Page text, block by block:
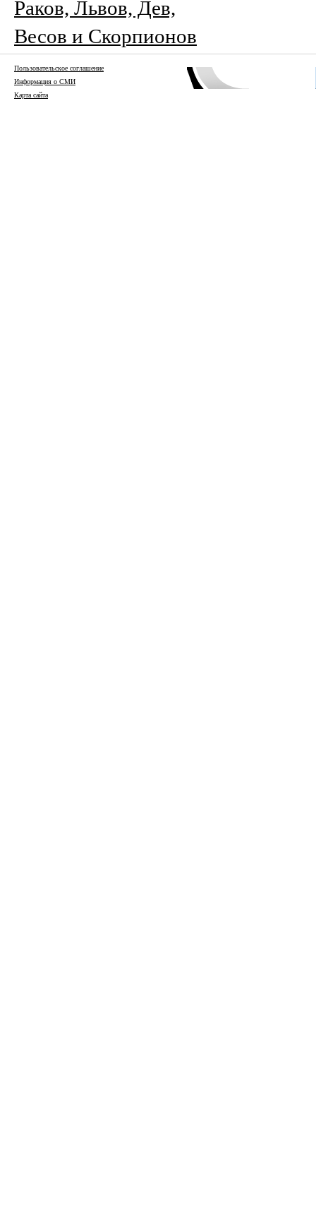
Раков, Львов, Дев,
Весов и Скорпионов
Пользовательское соглашение
Информация о СМИ
Карта сайта